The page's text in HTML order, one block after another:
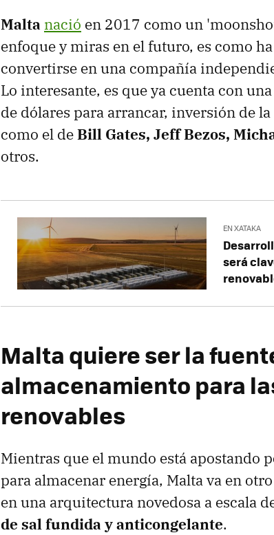
Malta nació en 2017 como un
enfoque y miras en el futuro, es como
convertirse en una compañía
Lo interesante, es que ya cuenta con
de dólares para arrancar, inversión de
como el deBill Gates, Jeff Bezos,
otros.
EN XATAKA
será
Malta quiere ser la
almacenamiento para
renovables
Mientras que el mundo está apostando
para almacenar energía, Malta va en
en una arquitectura novedosa a escala
de sal fundida y anticongelante.